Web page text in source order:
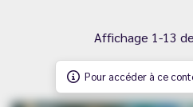
Affichage 1-13
Pour accéder à ce